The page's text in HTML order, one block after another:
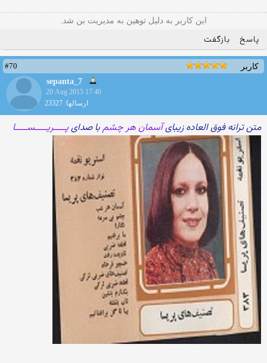
این کاربر به دلیل توهین به مدیریت بن شد.
پاسخ بازگفت
کاربر
#70
sepanta_7
20 Aug 2015 17:40
ارسالها: 23327
متن ترانه فوق العاده زیبایآسمان هر چشمبا صدایپـــــریـــــســـــا